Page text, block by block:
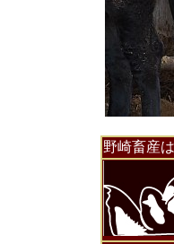
野崎畜産